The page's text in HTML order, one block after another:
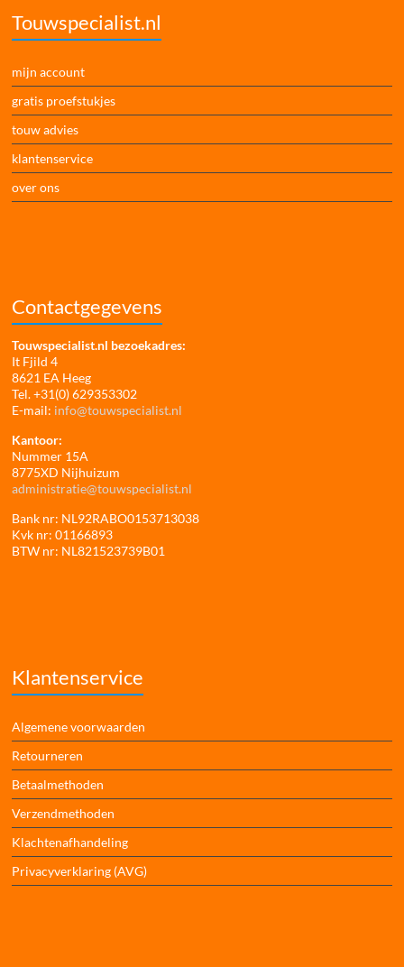
Touwspecialist.nl
mijn account
gratis proefstukjes
touw advies
klantenservice
over ons
Contactgegevens
Touwspecialist.nl bezoekadres:
It Fjild 4
8621 EA Heeg
Tel. +31(0) 629353302
E-mail: info@touwspecialist.nl
Kantoor:
Nummer 15A
8775XD Nijhuizum
administratie@touwspecialist.nl
Bank nr: NL92RABO0153713038
Kvk nr: 01166893
BTW nr: NL821523739B01
Klantenservice
Algemene voorwaarden
Retourneren
Betaalmethoden
Verzendmethoden
Klachtenafhandeling
Privacyverklaring (AVG)